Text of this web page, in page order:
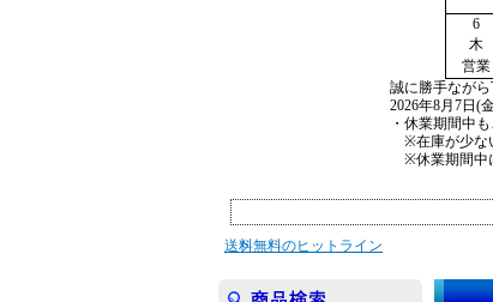
6
木
営業
誠に勝手なが
2026年8月7日(
・休業期間中
※在庫が少な
※休業期間中
送料無料のヒットライン